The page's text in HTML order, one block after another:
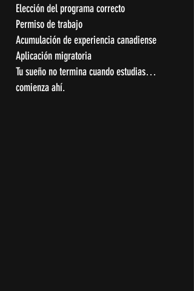
Elección del programa correcto
Permiso de trabajo
Acumulación de experiencia canadiense
Aplicación migratoria
Tu sueño no termina cuando estudias…
comienza ahí.